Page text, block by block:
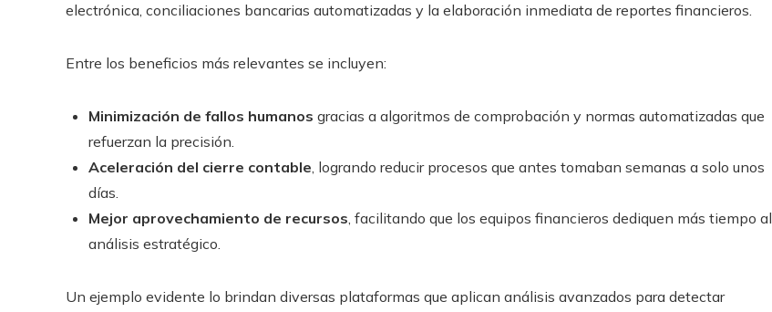
electrónica, conciliaciones bancarias automatizadas y la elaboración inmediata de reportes financieros.
Entre los beneficios más relevantes se incluyen:
Minimización de fallos humanos gracias a algoritmos de comprobación y normas automatizadas que
refuerzan la precisión.
Aceleración del cierre contable, logrando reducir procesos que antes tomaban semanas a solo unos
días.
Mejor aprovechamiento de recursos, facilitando que los equipos financieros dediquen más tiempo al
análisis estratégico.
Un ejemplo evidente lo brindan diversas plataformas que aplican análisis avanzados para detectar